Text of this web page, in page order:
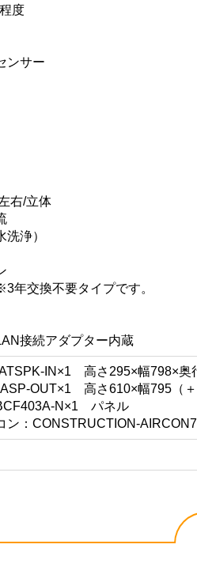
度
ンサー
右/立体
浄）
年交換不要タイプです。
接続アダプター内蔵
IN×1 高さ295×幅798×奥
OUT×1 高さ610×幅795（
N×1 パネル
ン：CONSTRUCTION-